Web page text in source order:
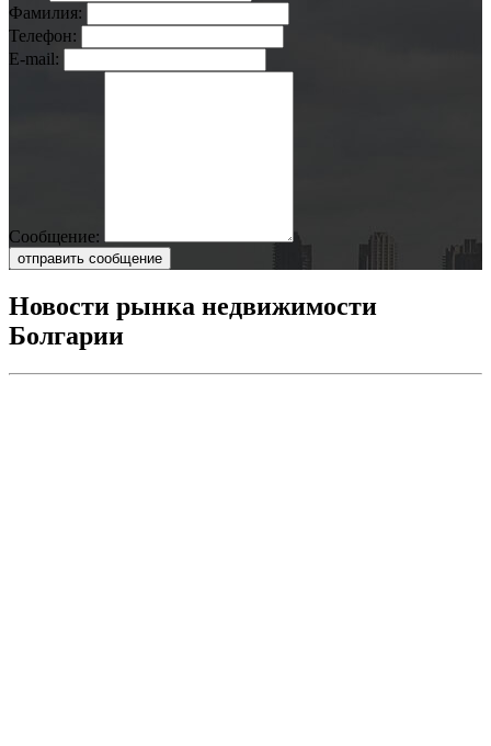
Фамилия:
Телефон:
E-mail:
Сообщение:
отправить сообщение
Новости рынка недвижимости
Болгарии